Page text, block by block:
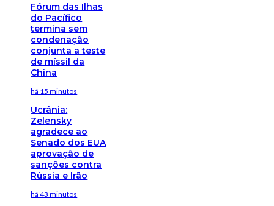
Fórum das Ilhas
do Pacífico
termina sem
condenação
conjunta a teste
de míssil da
China
há 15 minutos
Ucrânia:
Zelensky
agradece ao
Senado dos EUA
aprovação de
sanções contra
Rússia e Irão
há 43 minutos